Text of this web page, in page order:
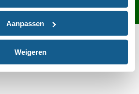
Aanpassen
Weigeren